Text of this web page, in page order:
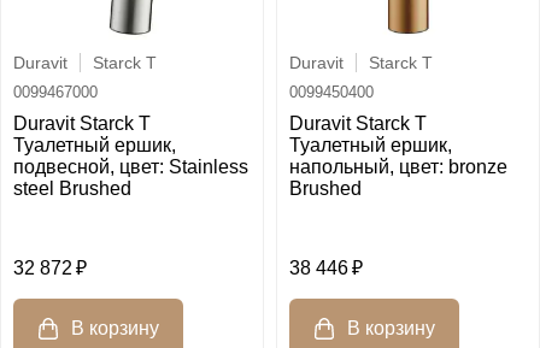
Duravit Starck T
0099467000
Duravit Starck T
Туалетный ершик,
подвесной, цвет: Stainless
steel Brushed
32 872
Duravit Starck T
0099450400
Duravit Starck T
Туалетный ершик,
напольный, цвет: bronze
Brushed
38 446